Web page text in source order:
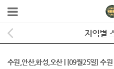
지역별
수원,안산,화성,오산 | [09월25일] 수